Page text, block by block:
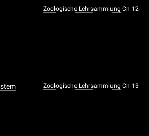
Zoologische Lehrsammlung Cn 12
Zoologische Lehrsammlung Cn 13